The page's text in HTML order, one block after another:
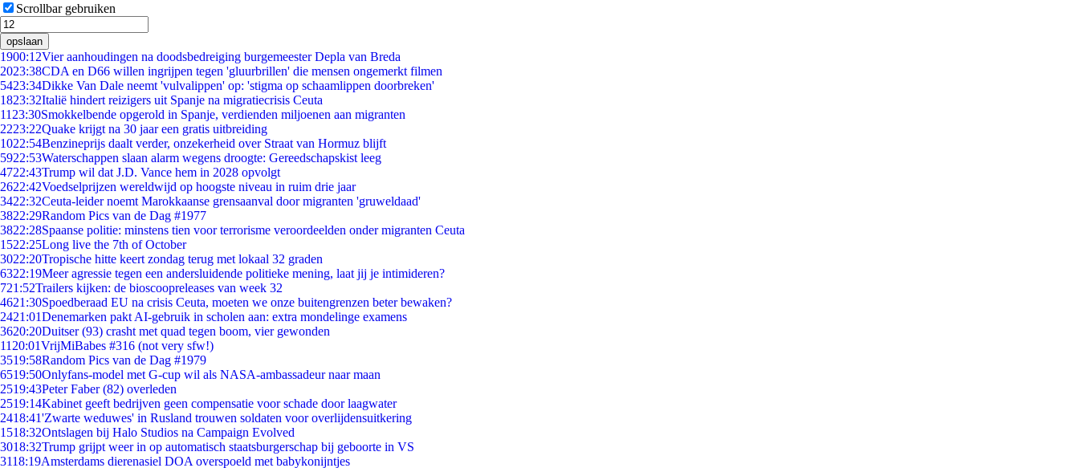
Scrollbar gebruiken
opslaan
1900:12Vier aanhoudingen na doodsbedreiging burgemeester Depla van Breda
2023:38CDA en D66 willen ingrijpen tegen 'gluurbrillen' die mensen ongemerkt filmen
5423:34Dikke Van Dale neemt 'vulvalippen' op: 'stigma op schaamlippen doorbreken'
1823:32Italië hindert reizigers uit Spanje na migratiecrisis Ceuta
11 23:30Smokkelbende opgerold in Spanje, verdienden miljoenen aan migranten
2223:22Quake krijgt na 30 jaar een gratis uitbreiding
1022:54Benzineprijs daalt verder, onzekerheid over Straat van Hormuz blijft
5922:53Waterschappen slaan alarm wegens droogte: Gereedschapskist leeg
4722:43Trump wil dat J.D. Vance hem in 2028 opvolgt
2622:42Voedselprijzen wereldwijd op hoogste niveau in ruim drie jaar
3422:32Ceuta-leider noemt Marokkaanse grensaanval door migranten 'gruweldaad'
3822:29Random Pics van de Dag #1977
3822:28Spaanse politie: minstens tien voor terrorisme veroordeelden onder migranten Ceuta
1522:25Long live the 7th of October
3022:20Tropische hitte keert zondag terug met lokaal 32 graden
6322:19Meer agressie tegen een andersluidende politieke mening, laat jij je intimideren?
721:52Trailers kijken: de bioscoopreleases van week 32
4621:30Spoedberaad EU na crisis Ceuta, moeten we onze buitengrenzen beter bewaken?
2421:01Denemarken pakt AI-gebruik in scholen aan: extra mondelinge examens
3620:20Duitser (93) crasht met quad tegen boom, vier gewonden
11 20:01VrijMiBabes #316 (not very sfw!)
3519:58Random Pics van de Dag #1979
6519:50Onlyfans-model met G-cup wil als NASA-ambassadeur naar maan
2519:43Peter Faber (82) overleden
2519:14Kabinet geeft bedrijven geen compensatie voor schade door laagwater
2418:41'Zwarte weduwes' in Rusland trouwen soldaten voor overlijdensuitkering
1518:32Ontslagen bij Halo Studios na Campaign Evolved
3018:32Trump grijpt weer in op automatisch staatsburgerschap bij geboorte in VS
3118:19Amsterdams dierenasiel DOA overspoeld met babykonijntjes